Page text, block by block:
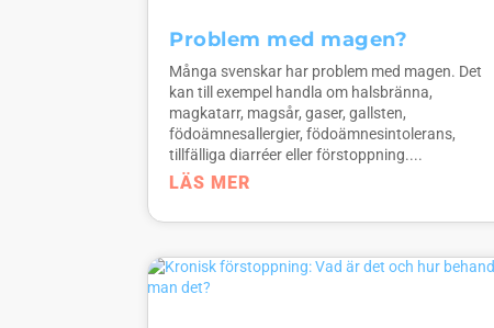
Problem med magen?
Många svenskar har problem med magen. Det
kan till exempel handla om halsbränna,
magkatarr, magsår, gaser, gallsten,
födoämnesallergier, födoämnesintolerans,
tillfälliga diarréer eller förstoppning....
LÄS MER